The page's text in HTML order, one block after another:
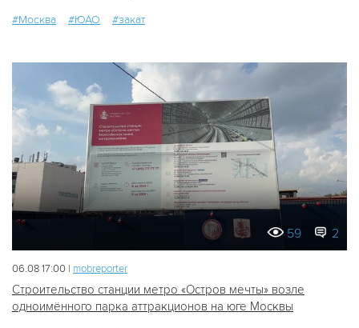
#Москва #ЮАО #закат
59 2
06.08 17:00 | mobreporter
Строительство станции метро «Остров мечты» возле
одноимённого парка аттракционов на юге Москвы